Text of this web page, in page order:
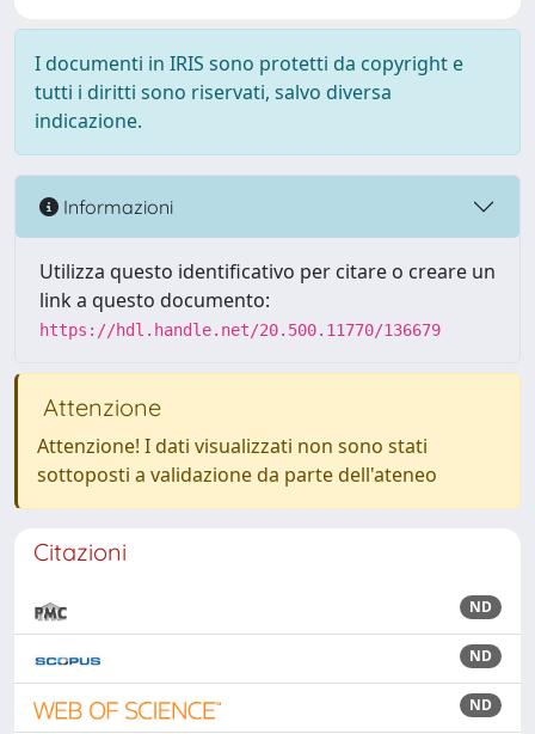
I documenti in IRIS sono protetti da copyright e
tutti i diritti sono riservati, salvo diversa
indicazione.
Informazioni
Utilizza questo identificativo per citare o creare un
link a questo documento:
https://hdl.handle.net/20.500.11770/136679
Attenzione
Attenzione! I dati visualizzati non sono stati
sottoposti a validazione da parte dell'ateneo
Citazioni
ND
ND
ND